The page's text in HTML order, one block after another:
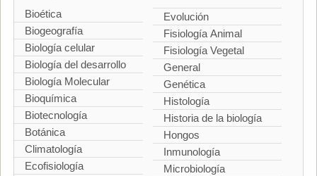
Bioética
Biogeografía
Biología celular
Biología del desarrollo
Biología Molecular
Bioquímica
Biotecnología
Botánica
Climatología
Ecofisiología
Evolución
Fisiología Animal
Fisiología Vegetal
General
Genética
Histología
Historia de la biología
Hongos
Inmunología
Microbiología